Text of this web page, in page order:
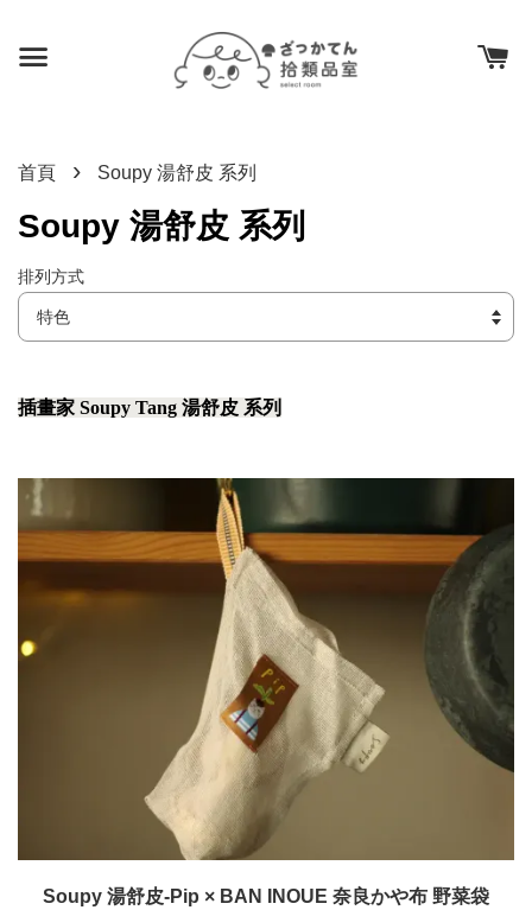
首頁 › Soupy 湯舒皮 系列
Soupy 湯舒皮 系列
排列方式
插畫家 Soupy Tang 湯舒皮 系列
Soupy 湯舒皮-Pip × BAN INOUE 奈良かや布 野菜袋